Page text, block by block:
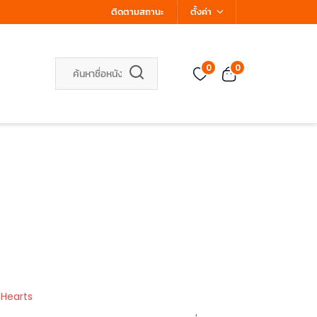
ติดตามสถานะ ตั้งค่า
0 0
Hearts